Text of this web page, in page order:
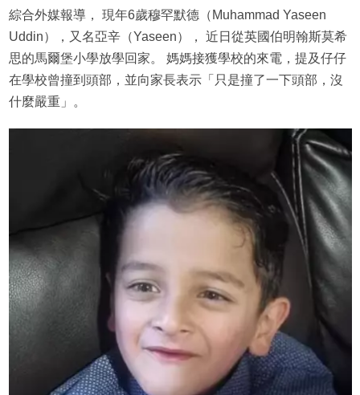
綜合外媒報導， 現年6歲穆罕默德（Muhammad Yaseen
Uddin），又名亞辛（Yaseen）， 近日從英國伯明翰斯莫希
思的馬爾堡小學放學回家。 媽媽接獲學校的來電，提及仔仔
在學校曾撞到頭部，並向家長表示「只是撞了一下頭部，沒
什麼嚴重」。